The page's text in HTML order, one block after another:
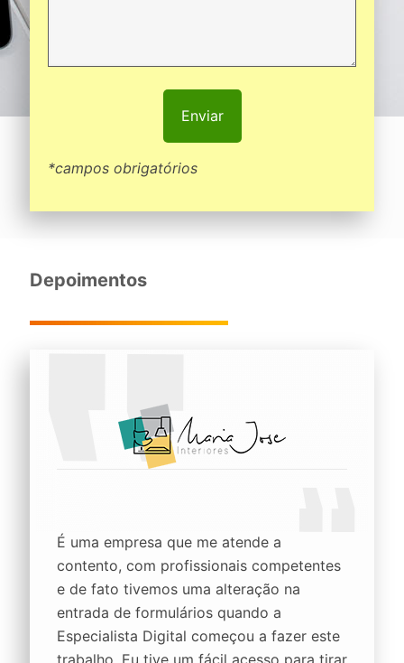
*campos obrigatórios
Depoimentos
É uma empresa que me atende a
contento, com profissionais competentes
e de fato tivemos uma alteração na
entrada de formulários quando a
Especialista Digital começou a fazer este
trabalho. Eu tive um fácil acesso para tirar